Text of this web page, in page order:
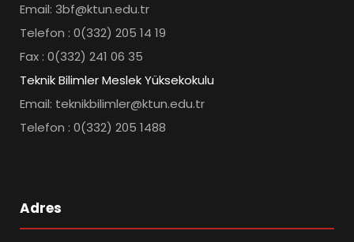
Email: 3bf@ktun.edu.tr
Telefon : 0(332) 205 14 19
Fax : 0(332) 241 06 35
Teknik Bilimler Meslek Yüksekokulu
Email: teknikbilimler@ktun.edu.tr
Telefon : 0(332) 205 1488
Adres